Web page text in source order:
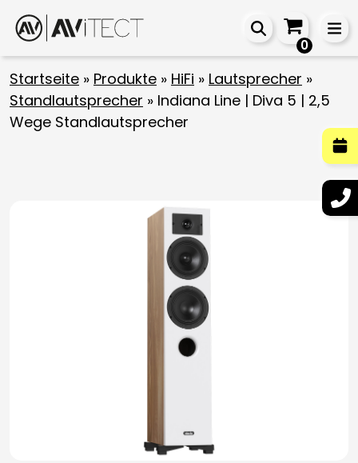
0
Startseite » Produkte » HiFi » Lautsprecher »
Standlautsprecher » Indiana Line | Diva 5 | 2,5
Wege Standlautsprecher